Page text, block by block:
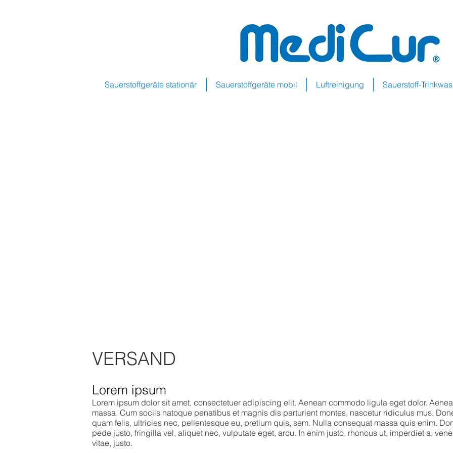
Sauerstoffgeräte stationär Sauerstoffgeräte mobil Luftreinigung Sauerstoff-
VERSAND
Lorem ipsum
Lorem ipsum dolor sit amet, consectetuer adipiscing elit. Aenean commodo ligula eget dolor.
massa. Cum sociis natoque penatibus et magnis dis parturient montes, nascetur ridiculus mus.
quam felis, ultricies nec, pellentesque eu, pretium quis, sem. Nulla consequat massa quis enim.
pede justo, fringilla vel, aliquet nec, vulputate eget, arcu. In enim justo, rhoncus ut, imperdiet a,
vitae, justo.